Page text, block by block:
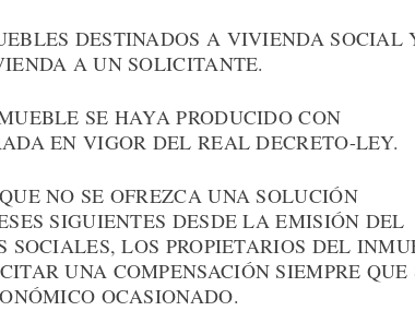
DESTINADOS A VIVIENDA SOCIAL
A UN SOLICITANTE.
SE HAYA PRODUCIDO CON
EN VIGOR DEL REAL DECRETO-LEY.
NO SE OFREZCA UNA SOLUCIÓN
SIGUIENTES DESDE LA EMISIÓN DEL
SOCIALES, LOS PROPIETARIOS DEL
UNA COMPENSACIÓN SIEMPRE QUE
OCASIONADO.